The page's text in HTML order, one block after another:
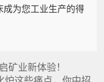
成为您工业生产的得
矿业新体验！